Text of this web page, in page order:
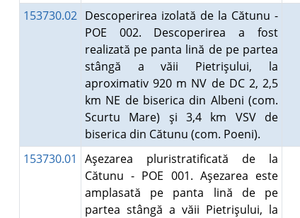
153730.02 Descoperirea izolată de la Cătunu -
POE 002. Descoperirea a fost
realizată pe panta lină de pe partea
stângă a văii Pietrişului, la
aproximativ 920 m NV de DC 2, 2,5
km NE de biserica din Albeni (com.
Scurtu Mare) şi 3,4 km VSV de
biserica din Cătunu (com. Poeni).
153730.01
Aşezarea pluristratificată de la
Cătunu - POE 001. Aşezarea este
amplasată pe panta lină de pe
partea stângă a văii Pietrişului, la